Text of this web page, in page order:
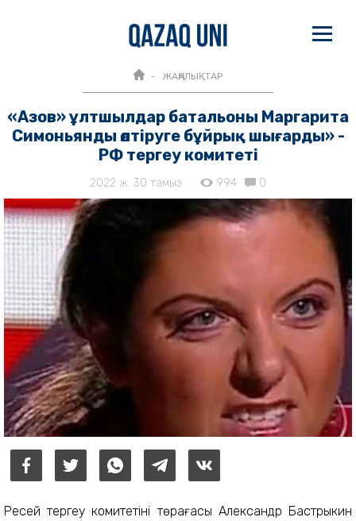
ЖАҢАЛЫҚТАР
«Азов» ұлтшылдар батальоны Маргарита
Симоньянды өлтіруге бұйрық шығарды» -
РФ тергеу комитеті
2022 ж. 30 тамыз 994 0
Ресей тергеу комитетінің төрағасы Александр Бастрыкин